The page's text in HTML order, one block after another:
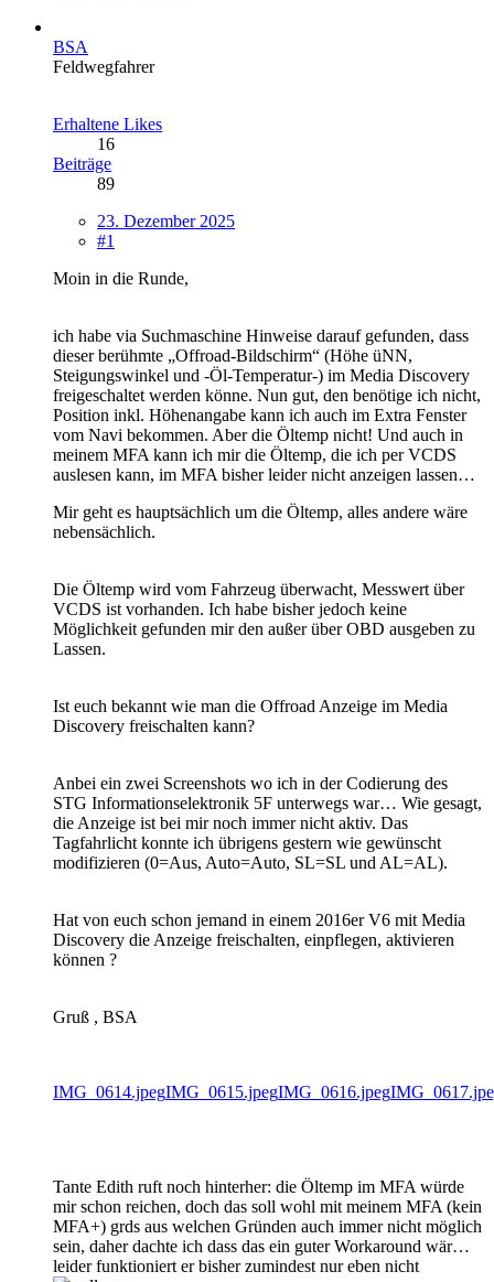
BSA
Feldwegfahrer
Erhaltene Likes
16
Beiträge
89
23. Dezember 2025
#1
Moin in die Runde,
ich habe via Suchmaschine Hinweise darauf gefunden, dass
dieser berühmte „Offroad-Bildschirm“ (Höhe üNN,
Steigungswinkel und -Öl-Temperatur-) im Media Discovery
freigeschaltet werden könne. Nun gut, den benötige ich nicht,
Position inkl. Höhenangabe kann ich auch im Extra Fenster
vom Navi bekommen. Aber die Öltemp nicht! Und auch in
meinem MFA kann ich mir die Öltemp, die ich per VCDS
auslesen kann, im MFA bisher leider nicht anzeigen lassen…
Mir geht es hauptsächlich um die Öltemp, alles andere wäre
nebensächlich.
Die Öltemp wird vom Fahrzeug überwacht, Messwert über
VCDS ist vorhanden. Ich habe bisher jedoch keine
Möglichkeit gefunden mir den außer über OBD ausgeben zu
Lassen.
Ist euch bekannt wie man die Offroad Anzeige im Media
Discovery freischalten kann?
Anbei ein zwei Screenshots wo ich in der Codierung des
STG Informationselektronik 5F unterwegs war… Wie gesagt,
die Anzeige ist bei mir noch immer nicht aktiv. Das
Tagfahrlicht konnte ich übrigens gestern wie gewünscht
modifizieren (0=Aus, Auto=Auto, SL=SL und AL=AL).
Hat von euch schon jemand in einem 2016er V6 mit Media
Discovery die Anzeige freischalten, einpflegen, aktivieren
können ?
Gruß , BSA
IMG_0614.jpegIMG_0615.jpegIMG_0616.jpeg
Tante Edith ruft noch hinterher: die Öltemp im MFA würde
mir schon reichen, doch das soll wohl mit meinem MFA (kein
MFA+) grds aus welchen Gründen auch immer nicht möglich
sein, daher dachte ich dass das ein guter Workaround wär…
leider funktioniert er bisher zumindest nur eben nicht